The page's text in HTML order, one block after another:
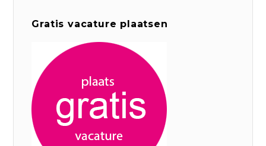
Gratis vacature plaatsen